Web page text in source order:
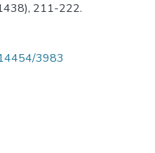
211-222.
3983